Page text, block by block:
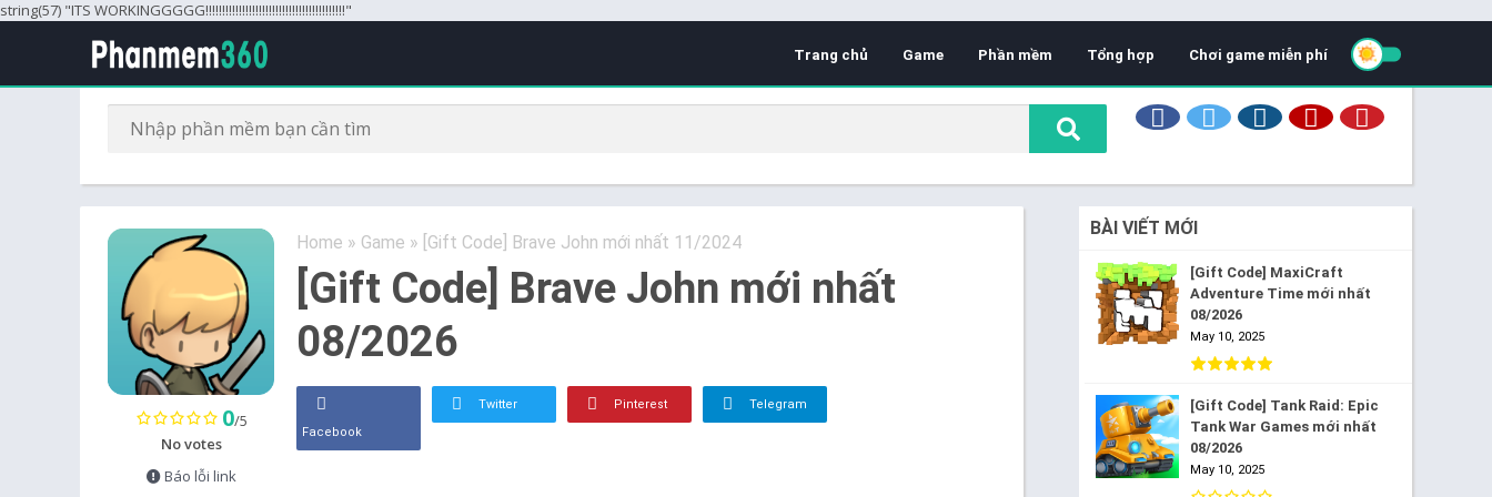
string(57) "ITS WORKINGGGGG!!!!!!!!!!!!!!!!!!!!!!!!!!!!!!!!!!!!!!!!!!"
Trang chủ Game Phần mềm Tổng hợp Chơi game miễn phí
Home » Game » [Gift Code] Brave John mới nhất 11/2024
[Gift Code] Brave John mới nhất
08/2026
0/5
No votes
Báo lỗi link
Facebook
Twitter Pinterest Telegram
BÀI VIẾT MỚI
[Gift Code] MaxiCraft
Adventure Time mới nhất
08/2026
May 10, 2025
[Gift Code] Tank Raid: Epic
Tank War Games mới nhất
08/2026
May 10, 2025